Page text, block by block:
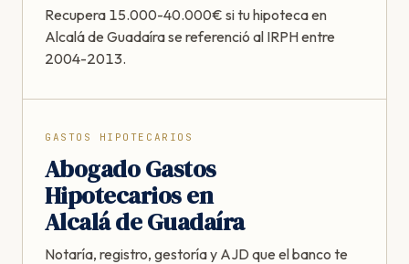
Recupera 15.000-40.000€ si tu hipoteca en
Alcalá de Guadaíra se referenció al IRPH entre
2004-2013.
GASTOS HIPOTECARIOS
Abogado Gastos
Hipotecarios en
Alcalá de Guadaíra
Notaría, registro, gestoría y AJD que el banco te